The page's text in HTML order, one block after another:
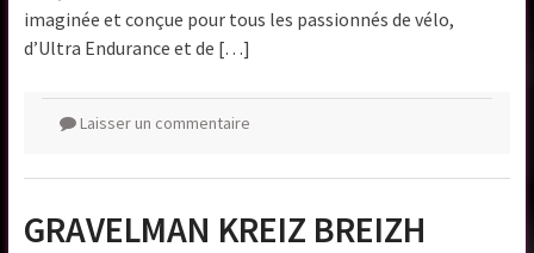
imaginée et conçue pour tous les passionnés de vélo,
d’Ultra Endurance et de […]
Laisser un commentaire
GRAVELMAN KREIZ BREIZH